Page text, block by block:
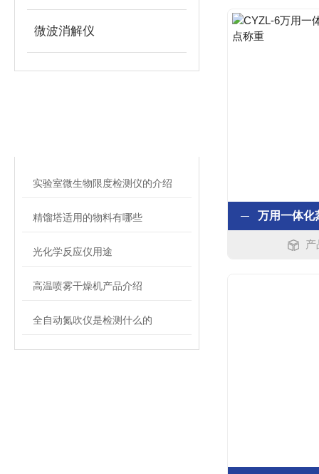
微波消解仪
实验室微生物限度检测仪的介绍
精馏塔适用的物料有哪些
光化学反应仪用途
高温喷雾干燥机产品介绍
全自动氮吹仪是检测什么的
产